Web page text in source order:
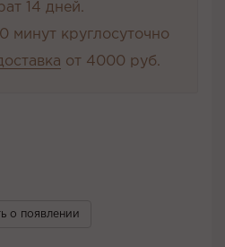
14 дней.
минут круглосуточно
от 4000 руб.
о появлении